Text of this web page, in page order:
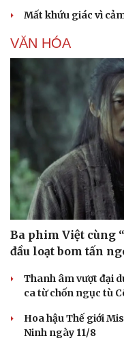
Mất khứu giác vì
VĂN HÓA
Ba phim Việt cùng
đầu loạt bom tấn
Thanh âm vượt đại
ca từ chốn ngục tù
Hoa hậu Thế giới
Ninh ngày 11/8